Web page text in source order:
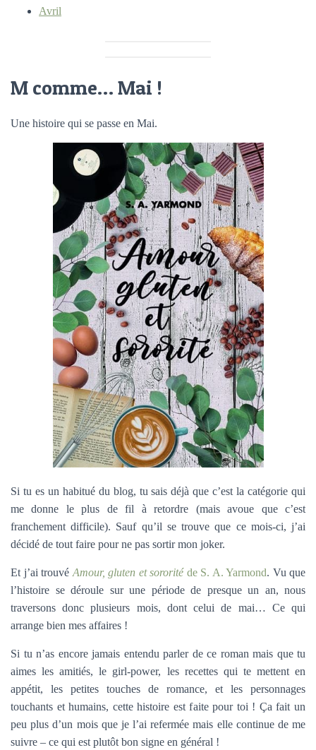
Avril
M comme… Mai !
Une histoire qui se passe en Mai.
Si tu es un habitué du blog, tu sais déjà que c’est la catégorie qui
me donne le plus de fil à retordre (mais avoue que c’est
franchement difficile). Sauf qu’il se trouve que ce mois-ci, j’ai
décidé de tout faire pour ne pas sortir mon joker.
Et j’ai trouvé Amour, gluten et sororitéde S. A. Yarmond. Vu que
l’histoire se déroule sur une période de presque un an, nous
traversons donc plusieurs mois, dont celui de mai… Ce qui
arrange bien mes affaires !
Si tu n’as encore jamais entendu parler de ce roman mais que tu
aimes les amitiés, le girl-power, les recettes qui te mettent en
appétit, les petites touches de romance, et les personnages
touchants et humains, cette histoire est faite pour toi ! Ça fait un
peu plus d’un mois que je l’ai refermée mais elle continue de me
suivre – ce qui est plutôt bon signe en général !